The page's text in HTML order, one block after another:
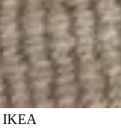
ΙΚΕΑ